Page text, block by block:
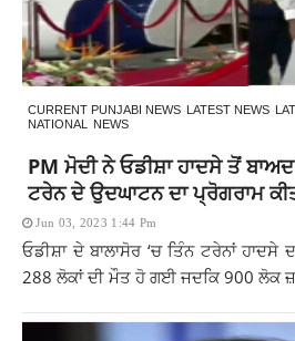
CURRENT PUNJABI NEWS LATEST NEWS
NATIONAL
NEWS
PM ਮੋਦੀ ਨੇ ਓਡੀਸ਼ਾ ਹਾਦਸੇ ਤੋਂ
ਟਰੇਨ ਦੇ ਉਦਘਾਟਨ ਦਾ ਪ੍ਰੋਗਰਾਮ
Jun 03, 2023 1:44 Pm
ਓਡੀਸ਼ਾ ਦੇ ਬਾਲਾਸੋਰ ‘ਚ ਤਿੰਨ ਟਰੇਨਾਂ
288 ਲੋਕਾਂ ਦੀ ਮੌਤ ਹੋ ਗਈ ਜਦਕਿ 900 ਲੋਕ